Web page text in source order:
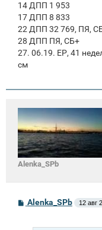
14 ДПП 1 953
17 ДПП 8 833
22 ДПП 32 769, ПЯ,
28 ДПП ПЯ, СБ+
27. 06.19. ЕР, 41
см
Alenka_SPb
С
Alenka_SPb 12 авг